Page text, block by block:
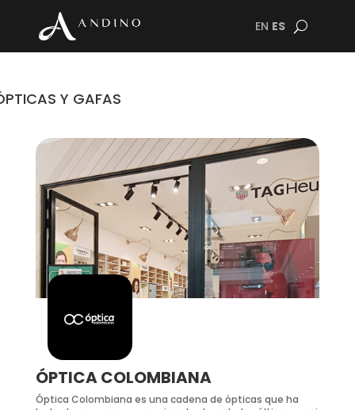
EN ES
Y GAFAS
ÓPTICA COLOMBIANA
Óptica Colombiana es una cadena de ópticas que ha